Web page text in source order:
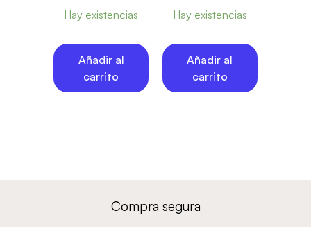
Hay existencias
Añadir al
carrito
Hay existencias
Añadir al
carrito
Compra segura